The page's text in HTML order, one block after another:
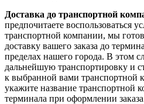
Доставка до транспортной
предпочитаете воспользоваться
транспортной компании, мы
доставку вашего заказа до
пределах нашего города. В этом
дальнейшую транспортировку и
к выбранной вами транспортной
укажите название транспортной
терминала при оформлении